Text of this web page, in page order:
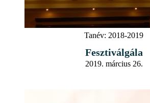
Tanév: 2018-2019
Fesztiválgála
2019. március 26.